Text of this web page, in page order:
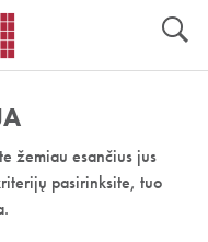
žemiau esančius jus
pasirinksite, tuo